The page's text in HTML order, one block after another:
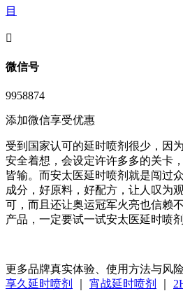
目
󦘖
微信号
9958874
添加微信享受优惠
受到国家认可的延时喷剂很少，因
安全着想，会设定许许多多的关卡
皆输。而安太医延时喷剂就是闯过
成分，好原料，好配方，让人叹为
可，而且还让奥运冠军火亮也信赖
产品，一定要试一试安太医延时喷剂
更多品牌真实体验、使用方法与风
享久延时喷剂
宵战延时喷剂